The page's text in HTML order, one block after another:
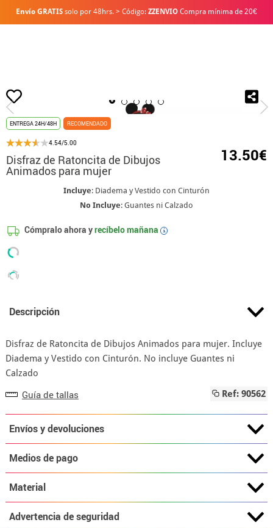
Envío GRATIS solo por 48hrs. > Código: ZZENVIO Compra mínima de 20€
Inicio Disfraz de
ENTREGA 24H/48H RECOMENDADO
4.54/5.00
Disfraz de Ratoncita de Dibujos
Animados para mujer
13.50€
Incluye: Diadema y Vestido con Cinturón
No Incluye: Guantes ni Calzado
Cómpralo ahora yrecíbelo mañana i
Descripción
Disfraz de Ratoncita de Dibujos Animados para mujer. Incluye
Diadema y Vestido con Cinturón. No incluye Guantes ni
Calzado
Guía de tallas Ref: 90562
Envíos y devoluciones
Medios de pago
Material
Advertencia de seguridad